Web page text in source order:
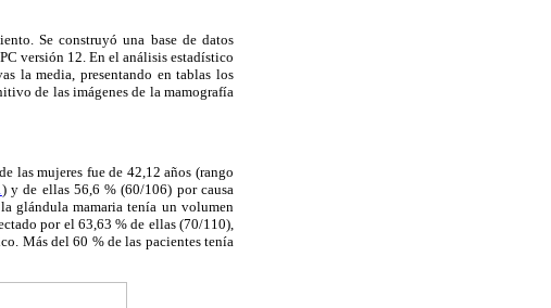
Se construyó una base de datos
versión 12. En el análisis estadístico
la media, presentando en tablas los
de las imágenes de la mamografía
las mujeres fue de 42,12 años (rango
) y de ellas 56,6 % (60/106) por causa
glándula mamaria tenía un volumen
por el 63,63 % de ellas (70/110),
Más del 60 % de las pacientes tenía